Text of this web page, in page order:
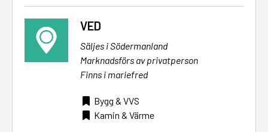
VED
Säljes i Södermanland
Marknadsförs av privatperson
Finns i mariefred
Bygg & VVS
Kamin & Värme